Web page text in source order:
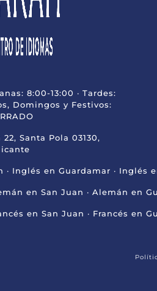
8:00-13:00 · Tardes:
Domingos y Festivos:
Santa Pola 03130,
· Inglés en Guardamar · Inglés
en San Juan · Alemán en
en San Juan · Francés en